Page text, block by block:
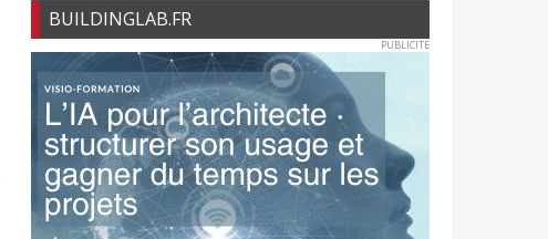
BUILDINGLAB.FR
PUBLICITE